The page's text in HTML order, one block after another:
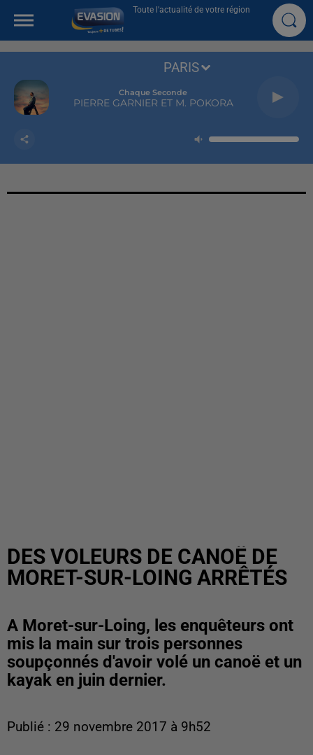
Toute l'actualité de votre région
Chaque Seconde
PIERRE GARNIER ET M. POKORA
PARIS
DES VOLEURS DE CANOË DE
MORET-SUR-LOING ARRÊTÉS
A Moret-sur-Loing, les enquêteurs ont
mis la main sur trois personnes
soupçonnés d'avoir volé un canoë et un
kayak en juin dernier.
Publié : 29 novembre 2017 à 9h52